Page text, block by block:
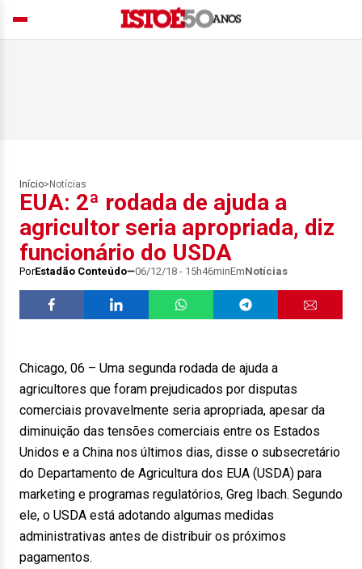
Início> Notícias
EUA: 2ª rodada de ajuda a
agricultor seria apropriada, diz
funcionário do USDA
PorEstadão Conteúdo 06/12/18 - 15h46minEmNotícias
Chicago, 06 – Uma segunda rodada de ajuda a
agricultores que foram prejudicados por disputas
comerciais provavelmente seria apropriada, apesar da
diminuição das tensões comerciais entre os Estados
Unidos e a China nos últimos dias, disse o subsecretário
do Departamento de Agricultura dos EUA (USDA) para
marketing e programas regulatórios, Greg Ibach. Segundo
ele, o USDA está adotando algumas medidas
administrativas antes de distribuir os próximos
pagamentos.